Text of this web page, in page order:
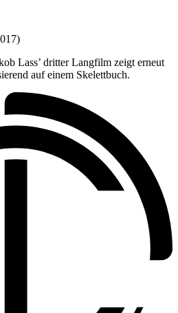
Lass’ dritter Langfilm zeigt erneut
auf einem Skelettbuch.